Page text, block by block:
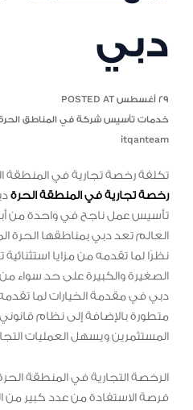
دبي
٢٩ أغسطس POSTED AT
خدمات تأسيس شركة في المناطق الحرة
itqanteam
تكلفة رخصة تجارية في المنطقة
رخصة تجارية في المنطقة الحرة
تأسيس عمل ناجح في واحدة من
العالم تعد دبي بمناطقها الحرة
نظرًا لما تقدمه من مزايا استثنائية
الصغيرة والكبيرة على حد سواء
دبي في مقدمة الخيارات لما
متطورة بالإضافة إلى نظام
المستثمرين ويسهل العمليات
الرخصة التجارية في المنطقة
فرصة الاستفادة من عدد كبير من